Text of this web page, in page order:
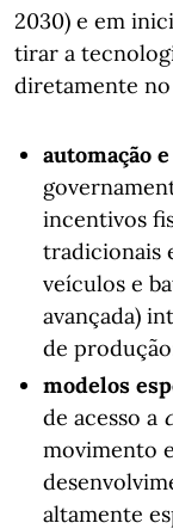
2030) e em
tirar a
diretamente
automação
incentivos
tradicionais
veículos e
avançada)
de
modelos
de acesso a
movimento
altamente